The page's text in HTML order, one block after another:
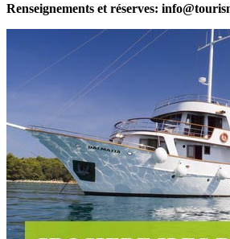
Renseignements et réserves: